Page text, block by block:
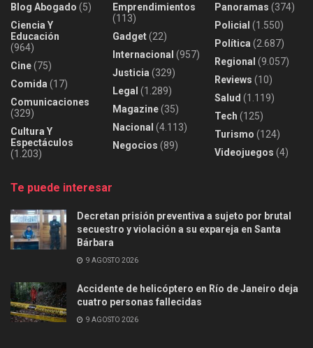
Blog Abogado (5)
Ciencia Y
Educación
(964)
Cine(75)
Comida (17)
Comunicaciones
(329)
Cultura Y
Espectáculos
(1.203)
Emprendimientos
(113)
Gadget(22)
Internacional (957)
Justicia (329)
Legal (1.289)
Magazine(35)
Nacional (4.113)
Negocios (89)
Panoramas (374)
Policial (1.550)
Política (2.687)
Regional (9.057)
Reviews (10)
Salud (1.119)
Tech (125)
Turismo (124)
Videojuegos (4)
Te puede interesar
Decretan prisión preventiva a sujeto por brutal
secuestro y violación a su expareja en Santa
Bárbara
9 AGOSTO 2026
Accidente de helicóptero en Río de Janeiro deja
cuatro personas fallecidas
9 AGOSTO 2026